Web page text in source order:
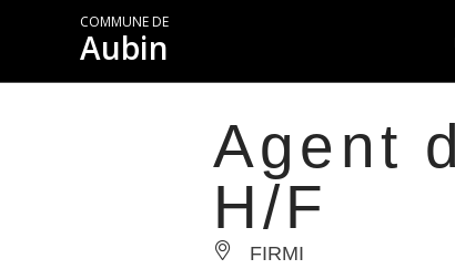
COMMUNE DE
Aubin
Agent
H/F
FIRMI